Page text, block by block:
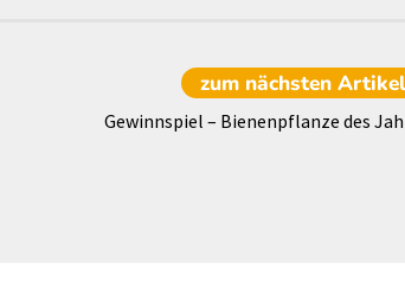
zum nächsten Artikel
Gewinnspiel – Bienenpflanze des